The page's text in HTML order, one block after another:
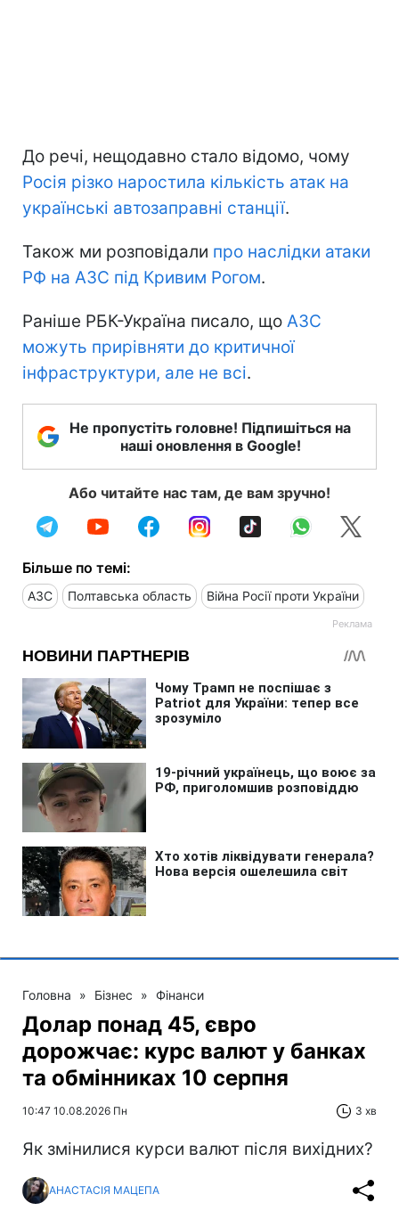
До речі, нещодавно стало відомо, чому
Росія різко наростила кількість атак на
українські автозаправні станції.
Також ми розповідали про наслідки атаки
РФ на АЗС під Кривим Рогом.
Раніше РБК-Україна писало, що АЗС
можуть прирівняти до критичної
інфраструктури, але не всі.
Не пропустіть головне! Підпишіться на
наші оновлення в Google!
Або читайте нас там, де вам зручно!
Більше по темі:
АЗС Полтавська область Війна Росії проти України
Головна » Бізнес » Фінанси
Долар понад 45, євро
дорожчає: курс валют у банках
та обмінниках 10 серпня
10:47 10.08.2026 Пн 3 хв
Як змінилися курси валют після вихідних?
АНАСТАСІЯ МАЦЕПА